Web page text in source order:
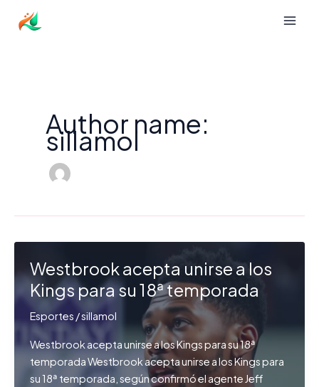
para
Author name:
sillamol
Westbrook acepta unirse a los
Kings para su 18ª temporada
Esportes /sillamol
Westbrook acepta unirse a los Kings para su 18ª
temporada Westbrook acepta unirse a los Kings para
su 18ª temporada, según confirmó el agente Jeff